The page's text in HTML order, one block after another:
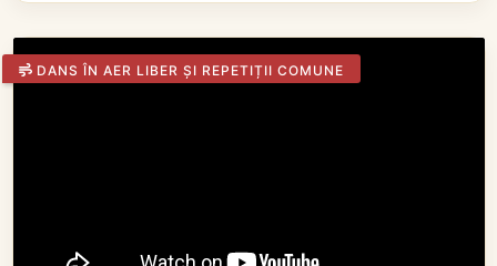
DANS ÎN AER LIBER ȘI REPETIȚII COMUNE